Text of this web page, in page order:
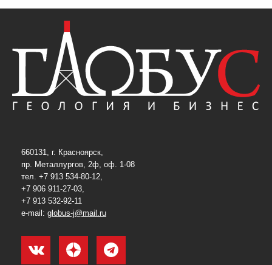
660131, г. Красноярск,
пр. Металлургов, 2ф, оф. 1-08
тел. +7 913 534-80-12,
+7 906 911-27-03,
+7 913 532-92-11
e-mail: globus-j@mail.ru